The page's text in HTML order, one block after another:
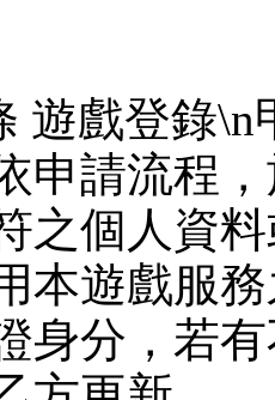
遊戲登錄
申請流程
之個人資
本遊戲服
身分，若